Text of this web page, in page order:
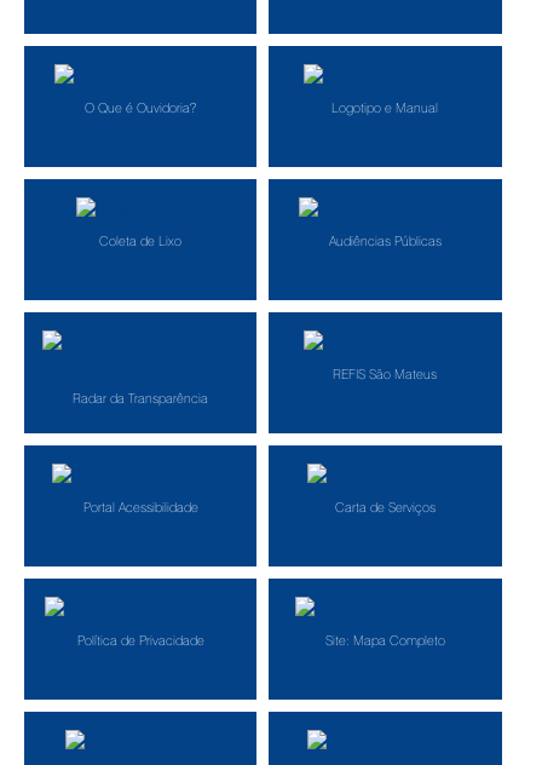
O Que é Ouvidoria? Logotipo e Manual
Coleta de Lixo Audiências Públicas
Radar da Transparência
REFIS São Mateus
Portal Acessibilidade Carta de Serviços
Política de Privacidade Site: Mapa Completo